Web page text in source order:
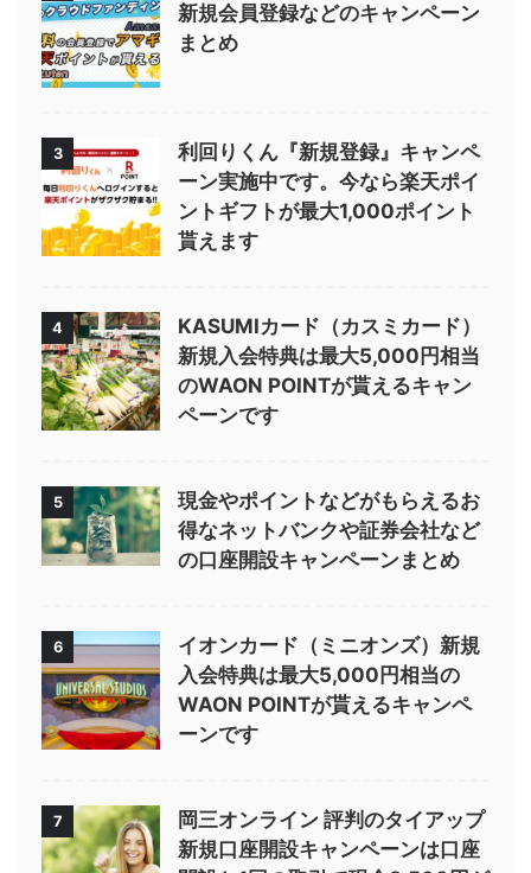
新規会員登録などのキャンペーン
まとめ
3
利回りくん『新規登録』キャンペ
ーン実施中です。今なら楽天ポイ
ントギフトが最大1,000ポイント
貰えます
4
KASUMIカード（カスミカード）
新規入会特典は最大5,000円相当
のWAON POINTが貰えるキャン
ペーンです
5
現金やポイントなどがもらえるお
得なネットバンクや証券会社など
の口座開設キャンペーンまとめ
6
イオンカード（ミニオンズ）新規
入会特典は最大5,000円相当の
WAON POINTが貰えるキャンペ
ーンです
7
岡三オンライン 評判のタイアップ
新規口座開設キャンペーンは口座